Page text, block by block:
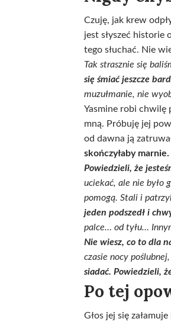
Czuję, jak krew
jest słyszeć historie
tego słuchać. Nie
Tak strasznie się
się śmiać jeszcze
muzułmanie, nie
Yasmine robi chwilę
mną. Próbuję jej
od dawna ją
skończyłaby marnie.
Powiedzieli, że
uciekać, ale nie było
pomogą. Stali i
jeden podszedł i
palce… od tyłu…
Nie wiesz, co to dla
czasie nocy
siadać. Powiedzieli,
Po tej
Głos jej się